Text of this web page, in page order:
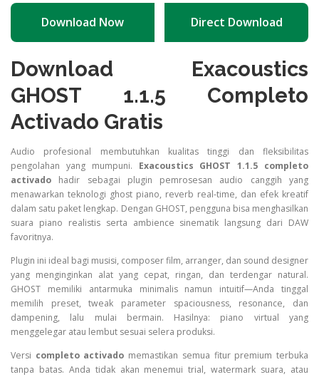
Download Now Direct Download
Download Exacoustics
GHOST 1.1.5 Completo
Activado Gratis
Audio profesional membutuhkan kualitas tinggi dan fleksibilitas
pengolahan yang mumpuni. Exacoustics GHOST 1.1.5 completo
activado hadir sebagai plugin pemrosesan audio canggih yang
menawarkan teknologi ghost piano, reverb real-time, dan efek kreatif
dalam satu paket lengkap. Dengan GHOST, pengguna bisa menghasilkan
suara piano realistis serta ambience sinematik langsung dari DAW
favoritnya.
Plugin ini ideal bagi musisi, composer film, arranger, dan sound designer
yang menginginkan alat yang cepat, ringan, dan terdengar natural.
GHOST memiliki antarmuka minimalis namun intuitif—Anda tinggal
memilih preset, tweak parameter spaciousness, resonance, dan
dampening, lalu mulai bermain. Hasilnya: piano virtual yang
menggelegar atau lembut sesuai selera produksi.
Versi completo activado memastikan semua fitur premium terbuka
tanpa batas. Anda tidak akan menemui trial, watermark suara, atau